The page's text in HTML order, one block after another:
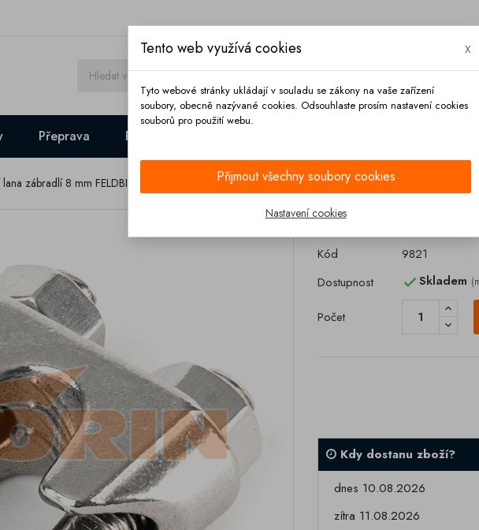
Přeprava Platba
zábradlí 8 mm FELDBINDER
Zajištění lana
Kód
9821
Dostupnost
Skladem
Počet
Kdy dostanu zboží?
dnes 10.08.2026
zítra 11.08.2026
Tento web využívá cookies x
Tyto webové stránky ukládají v souladu se zákony na vaše zařízení
soubory, obecně nazývané cookies. Odsouhlaste prosím nastavení cookies
souborů pro použití webu.
Přijmout všechny soubory cookies
Nastavení cookies